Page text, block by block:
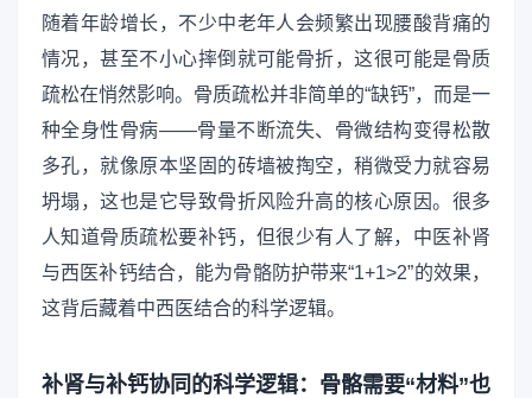
随着年龄增长，不少中老年人会频繁出现腰酸背痛的
情况，甚至不小心摔倒就可能骨折，这很可能是骨质
疏松在悄然影响。骨质疏松并非简单的“缺钙”，而是一
种全身性骨病——骨量不断流失、骨微结构变得松散
多孔，就像原本坚固的砖墙被掏空，稍微受力就容易
坍塌，这也是它导致骨折风险升高的核心原因。很多
人知道骨质疏松要补钙，但很少有人了解，中医补肾
与西医补钙结合，能为骨骼防护带来“1+1>2”的效果，
这背后藏着中西医结合的科学逻辑。
补肾与补钙协同的科学逻辑：骨骼需要“材料”也